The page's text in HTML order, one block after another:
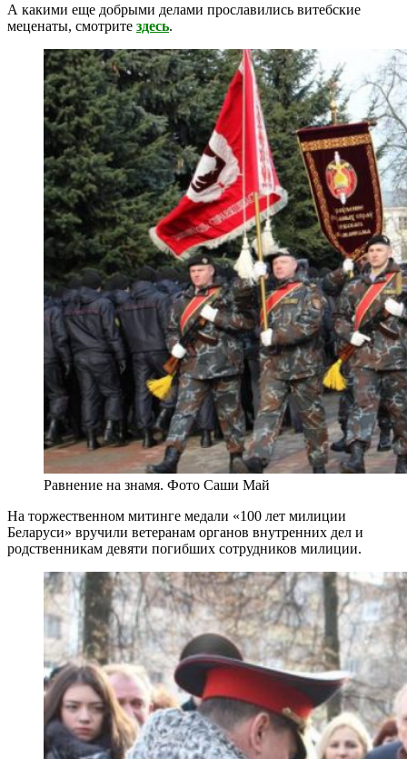
А какими еще добрыми делами прославились витебские
меценаты, смотрите здесь.
Равнение на знамя. Фото Саши Май
На торжественном митинге медали «100 лет милиции
Беларуси» вручили ветеранам органов внутренних дел и
родственникам девяти погибших сотрудников милиции.